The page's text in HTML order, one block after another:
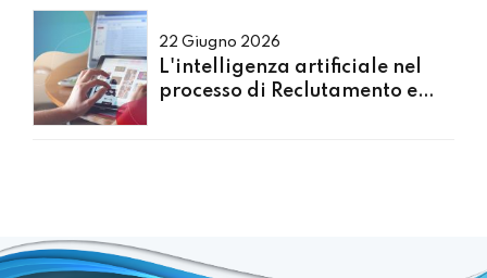
22 Giugno 2026
L'intelligenza artificiale nel
processo di Reclutamento e